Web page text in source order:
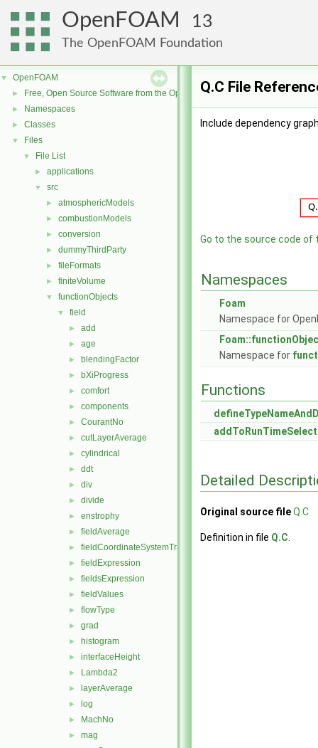
OpenFOAM 13
The OpenFOAM Foundation
▼ OpenFOAM
► Free, Open Source Software from the OpenFOAM Foundation
► Namespaces
► Classes
▼ Files
▼ File List
► applications
▼ src
► atmosphericModels
► combustionModels
► conversion
► dummyThirdParty
► fileFormats
► finiteVolume
▼ functionObjects
▼ field
► add
► age
► blendingFactor
► bXiProgress
► comfort
► components
► CourantNo
► cutLayerAverage
► cylindrical
► ddt
► div
► divide
► enstrophy
► fieldAverage
► fieldCoordinateSystemTransform
► fieldExpression
► fieldsExpression
► fieldValues
► flowType
► grad
► histogram
► interfaceHeight
► Lambda2
► layerAverage
► log
► MachNo
► mag
Q.C File
Include dependency
Go to the source code of
Namespaces
Foam
Namespace for
Namespace for
Functions
Detailed
Original source fileQ.C
Definition in file Q.C